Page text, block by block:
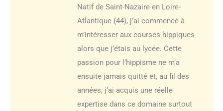
Natif de Saint-Nazaire en Loire-
Atlantique (44), j’ai commencé à
m’intéresser aux courses hippiques
alors que j’étais au lycée. Cette
passion pour l’hippisme ne m’a
ensuite jamais quitté et, au fil des
années, j’ai acquis une réelle
expertise dans ce domaine surtout